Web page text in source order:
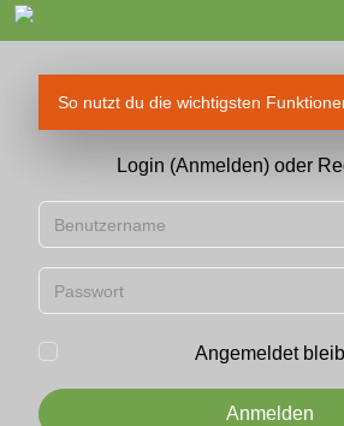
So nutzt du die wichtigsten
Login (Anmelden) oder
Benutzername
Passwort
Angemeldet
Anmelden